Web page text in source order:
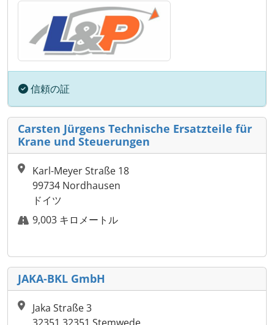
信頼の証
Carsten Jürgens Technische Ersatzteile für
Krane und Steuerungen
Karl-Meyer Straße 18
99734 Nordhausen
ドイツ
9,003 キロメートル
JAKA-BKL GmbH
Jaka Straße 3